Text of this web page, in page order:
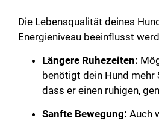
Die Lebensqualität deines
Energieniveau beeinflusst
Längere Ruhezeiten:
benötigt dein Hund mehr
dass er einen ruhigen,
Sanfte Bewegung: Auch